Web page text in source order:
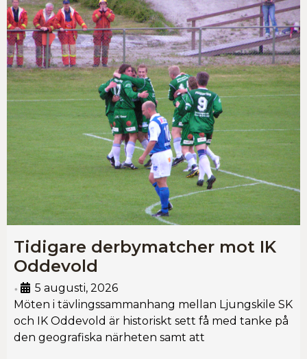
Tidigare derbymatcher mot IK
Oddevold
•
5 augusti, 2026
Möten i tävlingssammanhang mellan Ljungskile SK
och IK Oddevold är historiskt sett få med tanke på
den geografiska närheten samt att